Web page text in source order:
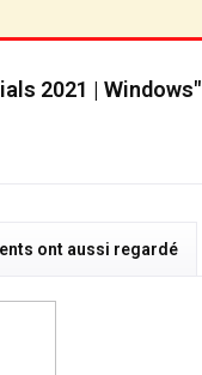
2021 | Windows"
ont aussi regardé